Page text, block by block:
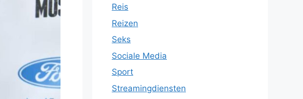
Reis
Reizen
Seks
Sociale Media
Sport
Streamingdiensten